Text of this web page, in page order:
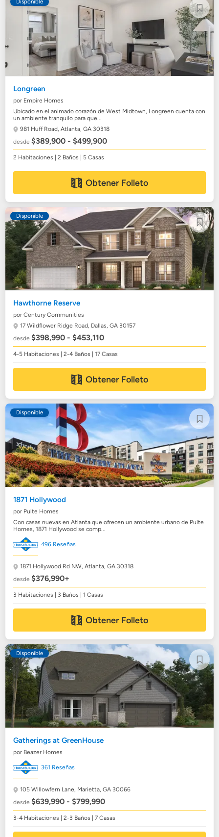
Disponible
Longreen
por Empire Homes
Ubicado en el animado corazón de West Midtown, Longreen cuenta con
un ambiente tranquilo para que...
981 Huff Road,Atlanta, GA 30318
desde$389,900 - $499,900
2 Habitaciones | 2 Baños | 5 Casas
Obtener Folleto
Disponible
Hawthorne Reserve
por Century Communities
17 Wildflower Ridge Road, Dallas, GA 30157
desde$398,990 - $453,110
4-5 Habitaciones | 2-4 Baños | 17 Casas
Obtener Folleto
Disponible
1871 Hollywood
por Pulte Homes
Con casas nuevas en Atlanta que ofrecen un ambiente urbano de Pulte
Homes, 1871 Hollywood se comp...
496 Reseñas
1871 Hollywood Rd NW,Atlanta, GA 30318
desde$376,990+
3 Habitaciones | 3 Baños | 1 Casas
Obtener Folleto
Disponible
Gatherings at GreenHouse
por Beazer Homes
361 Reseñas
105 Willowfern Lane, Marietta, GA 30066
desde$639,990 - $799,990
3-4 Habitaciones | 2-3 Baños | 7 Casas